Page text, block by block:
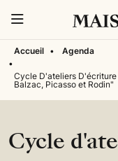
Accueil •
Agenda
•
Cycle D'ateliers
Balzac, Picasso et Rodin"
Cycle